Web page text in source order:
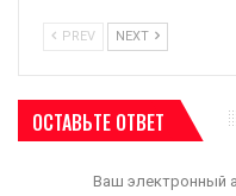
PREV NEXT
ОСТАВЬТЕ ОТВЕТ
Ваш электронный